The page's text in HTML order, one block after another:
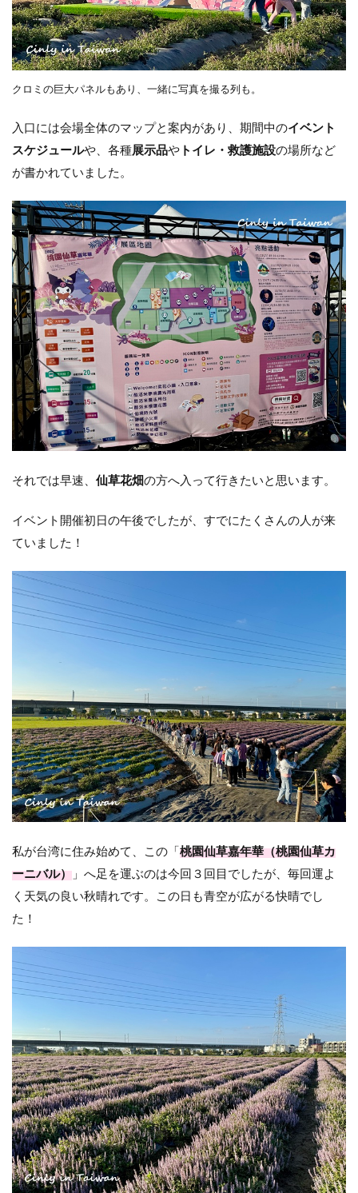
クロミの巨大パネルもあり、一緒に写真を撮る列も。
入口には会場全体のマップと案内があり、期間中のイベント
スケジュールや、各種展示品や トイレ・救護施設の場所など
が書かれていました。
それでは早速、 仙草花畑の方へ入って行きたいと思います。
イベント開催初日の午後でしたが、すでにたくさんの人が来
ていました！
私が台湾に住み始めて、この「桃園仙草嘉年華（桃園仙草カ
ーニバル） 」へ足を運ぶのは今回３回目でしたが、毎回運よ
く天気の良い秋晴れです。この日も青空が広がる快晴でし
た！